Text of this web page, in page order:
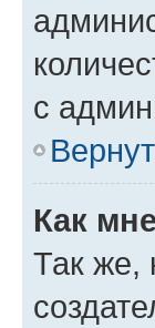
с
Как
Так же,